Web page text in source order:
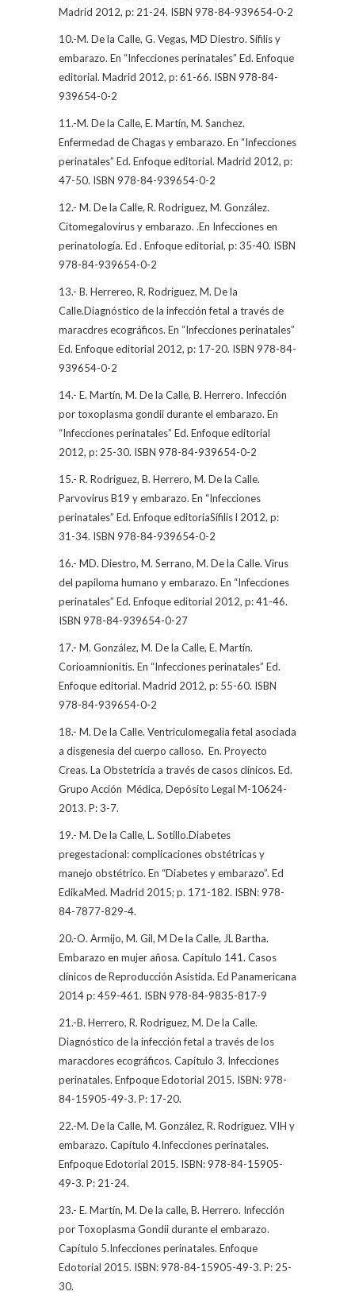
Madrid 2012, p: 21-24. ISBN 978-84-939654-0-2
10.-M. De la Calle, G. Vegas, MD Diestro. Sífilis y
embarazo. En “Infecciones perinatales” Ed. Enfoque
editorial. Madrid 2012, p: 61-66. ISBN 978-84-
939654-0-2
11.-M. De la Calle, E. Martín, M. Sanchez.
Enfermedad de Chagas y embarazo. En “Infecciones
perinatales” Ed. Enfoque editorial. Madrid 2012, p:
47-50. ISBN 978-84-939654-0-2
12.- M. De la Calle, R. Rodriguez, M. González.
Citomegalovirus y embarazo. .En Infecciones en
perinatología. Ed . Enfoque editorial, p: 35-40. ISBN
978-84-939654-0-2
13.- B. Herrereo, R. Rodriguez, M. De la
Calle.Diagnóstico de la infección fetal a través de
maracdres ecográficos. En “Infecciones perinatales”
Ed. Enfoque editorial 2012, p: 17-20. ISBN 978-84-
939654-0-2
14.- E. Martín, M. De la Calle, B. Herrero. Infección
por toxoplasma gondii durante el embarazo. En
“Infecciones perinatales” Ed. Enfoque editorial
2012, p: 25-30. ISBN 978-84-939654-0-2
15.- R. Rodriguez, B. Herrero, M. De la Calle.
Parvovirus B19 y embarazo. En “Infecciones
perinatales” Ed. Enfoque editoriaSífilis l 2012, p:
31-34. ISBN 978-84-939654-0-2
16.- MD. Diestro, M. Serrano, M. De la Calle. Virus
del papiloma humano y embarazo. En “Infecciones
perinatales” Ed. Enfoque editorial 2012, p: 41-46.
ISBN 978-84-939654-0-27
17.- M. González, M. De la Calle, E. Martín.
Corioamnionitis. En “Infecciones perinatales” Ed.
Enfoque editorial. Madrid 2012, p: 55-60. ISBN
978-84-939654-0-2
18.- M. De la Calle. Ventriculomegalia fetal asociada
a disgenesia del cuerpo calloso. En. Proyecto
Creas. La Obstetricia a través de casos clínicos. Ed.
Grupo Acción Médica, Depósito Legal M-10624-
2013. P: 3-7.
19.- M. De la Calle, L. Sotillo.Diabetes
pregestacional: complicaciones obstétricas y
manejo obstétrico. En “Diabetes y embarazo”. Ed
EdikaMed. Madrid 2015; p. 171-182. ISBN: 978-
84-7877-829-4.
20.-O. Armijo, M. Gil, M De la Calle, JL Bartha.
Embarazo en mujer añosa. Capítulo 141. Casos
clínicos de Reproducción Asistida. Ed Panamericana
2014 p: 459-461. ISBN 978-84-9835-817-9
21.-B. Herrero, R. Rodriguez, M. De la Calle.
Diagnóstico de la infección fetal a través de los
maracdores ecográficos. Capítulo 3. Infecciones
perinatales. Enfpoque Edotorial 2015. ISBN: 978-
84-15905-49-3. P: 17-20.
22.-M. De la Calle, M. González, R. Rodriguez. VIH y
embarazo. Capítulo 4.Infecciones perinatales.
Enfpoque Edotorial 2015. ISBN: 978-84-15905-
49-3. P: 21-24.
23.- E. Martín, M. De la calle, B. Herrero. Infección
por Toxoplasma Gondii durante el embarazo.
Capítulo 5.Infecciones perinatales. Enfoque
Edotorial 2015. ISBN: 978-84-15905-49-3. P: 25-
30.